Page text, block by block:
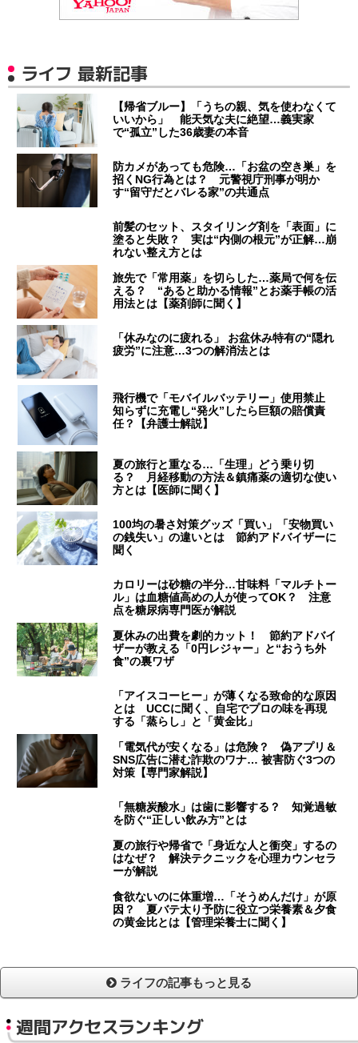
ライフ 最新記事
【帰省ブルー】「うちの親、気を使わなくて
いいから」 能天気な夫に絶望…義実家
で“孤立”した36歳妻の本音
防カメがあっても危険…「お盆の空き巣」を
招くNG行為とは？ 元警視庁刑事が明か
す“留守だとバレる家”の共通点
前髪のセット、スタイリング剤を「表面」に
塗ると失敗？ 実は“内側の根元”が正解…崩
れない整え方とは
旅先で「常用薬」を切らした…薬局で何を伝
える？ “あると助かる情報”とお薬手帳の活
用法とは【薬剤師に聞く】
「休みなのに疲れる」 お盆休み特有の“隠れ
疲労”に注意…3つの解消法とは
飛行機で「モバイルバッテリー」使用禁止
知らずに充電し“発火”したら巨額の賠償責
任？【弁護士解説】
夏の旅行と重なる…「生理」どう乗り切
る？ 月経移動の方法＆鎮痛薬の適切な使い
方とは【医師に聞く】
100均の暑さ対策グッズ「買い」「安物買い
の銭失い」の違いとは 節約アドバイザーに
聞く
カロリーは砂糖の半分…甘味料「マルチトー
ル」は血糖値高めの人が使ってOK？ 注意
点を糖尿病専門医が解説
夏休みの出費を劇的カット！ 節約アドバイ
ザーが教える「0円レジャー」と“おうち外
食”の裏ワザ
「アイスコーヒー」が薄くなる致命的な原因
とは UCCに聞く、自宅でプロの味を再現
する「蒸らし」と「黄金比」
「電気代が安くなる」は危険？ 偽アプリ＆
SNS広告に潜む詐欺のワナ… 被害防ぐ3つの
対策【専門家解説】
「無糖炭酸水」は歯に影響する？ 知覚過敏
を防ぐ“正しい飲み方”とは
夏の旅行や帰省で「身近な人と衝突」するの
はなぜ？ 解決テクニックを心理カウンセラ
ーが解説
食欲ないのに体重増…「そうめんだけ」が原
因？ 夏バテ太り予防に役立つ栄養素＆夕食
の黄金比とは【管理栄養士に聞く】
ライフの記事もっと見る
週間アクセスランキング